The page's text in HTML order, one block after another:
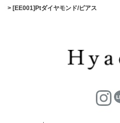
> [EE001]Ptダイヤモンド/ピアス